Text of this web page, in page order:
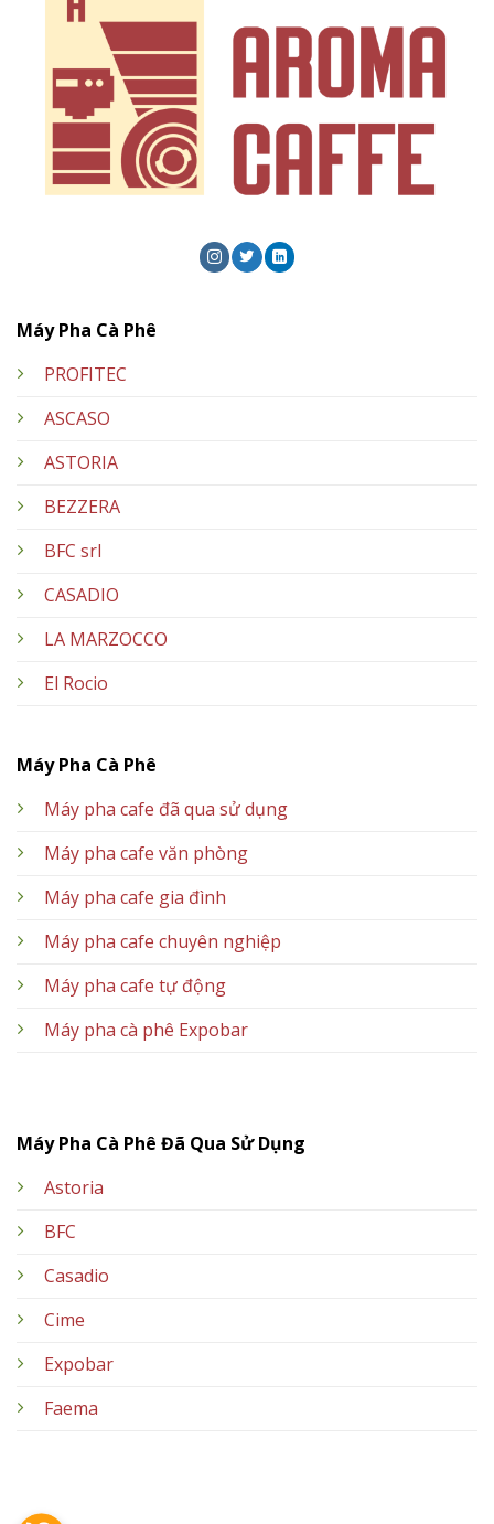
Máy Pha Cà Phê
PROFITEC
ASCASO
ASTORIA
BEZZERA
BFC srl
CASADIO
LA MARZOCCO
El Rocio
Máy Pha Cà Phê
Máy pha cafe đã qua sử dụng
Máy pha cafe văn phòng
Máy pha cafe gia đình
Máy pha cafe chuyên nghiệp
Máy pha cafe tự động
Máy pha cà phê Expobar
Máy Pha Cà Phê Đã Qua Sử Dụng
Astoria
BFC
Casadio
Cime
Expobar
Faema